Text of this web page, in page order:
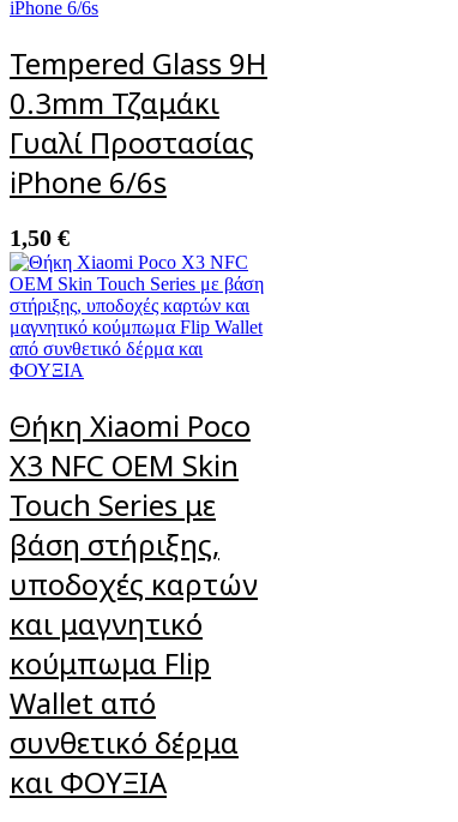
Tempered Glass 9H
0.3mm Τζαμάκι
Γυαλί Προστασίας
iPhone 6/6s
1,50 €
Θήκη Xiaomi Poco
X3 NFC OEM Skin
Touch Series με
βάση στήριξης,
υποδοχές καρτών
και μαγνητικό
κούμπωμα Flip
Wallet από
συνθετικό δέρμα
και ΦΟΥΞΙΑ